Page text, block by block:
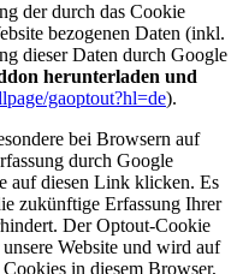
der durch das Cookie
bezogenen Daten (inkl.
dieser Daten durch Google
herunterladen und
gaoptout?hl=de).
bei Browsern auf
durch Google
auf diesen Link klicken. Es
zukünftige Erfassung Ihrer
Der Optout-Cookie
Website und wird auf
in diesem Browser,